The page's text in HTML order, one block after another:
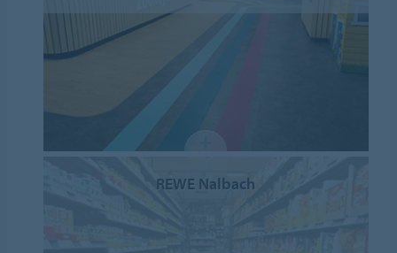
REWE Nalbach